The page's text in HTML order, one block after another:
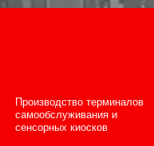
Производство терминалов
самообслуживания и
сенсорных киосков